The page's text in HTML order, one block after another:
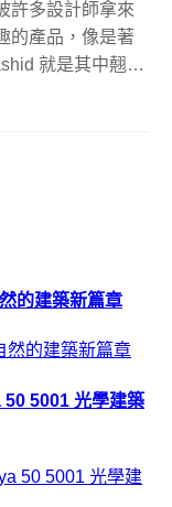
許多設計師拿來
的產品，像是著
就是其中翹
的建築新篇章
5001 光學建築